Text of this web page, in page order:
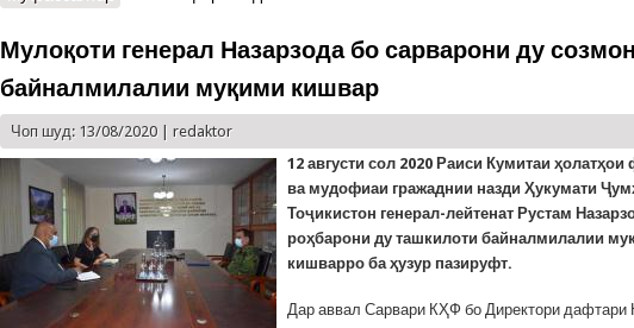
Мулоқоти генерал Назарзода бо сарварони ду
байналмилалии муқими кишвар
Чоп шуд: 13/08/2020 |redaktor
12 августи сол 2020 Раиси Кумитаи ҳолатҳои
ва мудофиаи гражаднии назди Ҳукумати
Тоҷикистон генерал-лейтенат Рустам
роҳбарони ду ташкилоти байналмилалии
кишварро ба ҳузур пазируфт.
Дар аввал Сарвари КҲФ бо Директори дафтари